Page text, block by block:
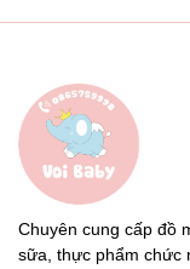
Chuyên cung cấp đồ
sữa, thực phẩm chức